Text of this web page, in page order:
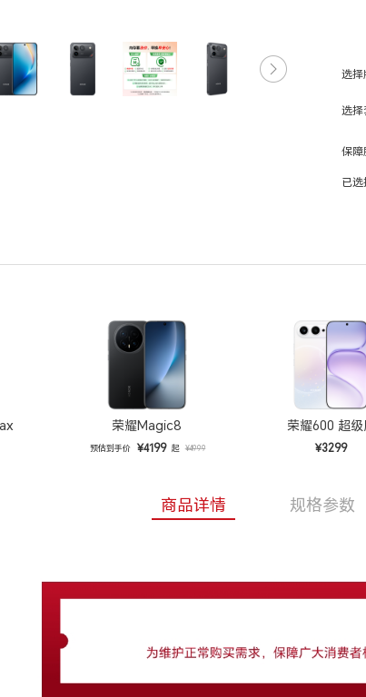
选择
选择
保障
已
荣耀Magic8
预估到手价 ¥4199 起 ¥4999
荣耀600 超级
¥3299
商品详情 规格参数